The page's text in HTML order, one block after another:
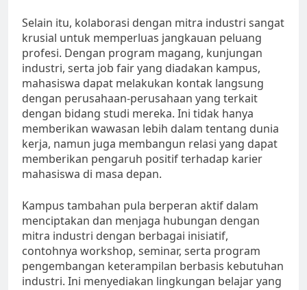
Selain itu, kolaborasi dengan mitra industri sangat
krusial untuk memperluas jangkauan peluang
profesi. Dengan program magang, kunjungan
industri, serta job fair yang diadakan kampus,
mahasiswa dapat melakukan kontak langsung
dengan perusahaan-perusahaan yang terkait
dengan bidang studi mereka. Ini tidak hanya
memberikan wawasan lebih dalam tentang dunia
kerja, namun juga membangun relasi yang dapat
memberikan pengaruh positif terhadap karier
mahasiswa di masa depan.
Kampus tambahan pula berperan aktif dalam
menciptakan dan menjaga hubungan dengan
mitra industri dengan berbagai inisiatif,
contohnya workshop, seminar, serta program
pengembangan keterampilan berbasis kebutuhan
industri. Ini menyediakan lingkungan belajar yang